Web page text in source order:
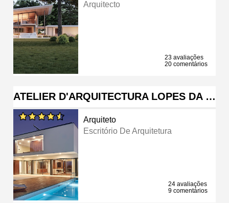
Arquitecto
23 avaliações
20 comentários
ATELIER D'ARQUITECTURA LOPES DA …
Arquiteto
Escritório De Arquitetura
24 avaliações
9 comentários